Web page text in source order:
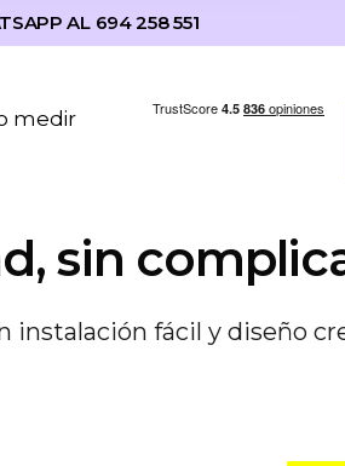
AL 694 258 551
medir
sin
instalación fácil y diseño